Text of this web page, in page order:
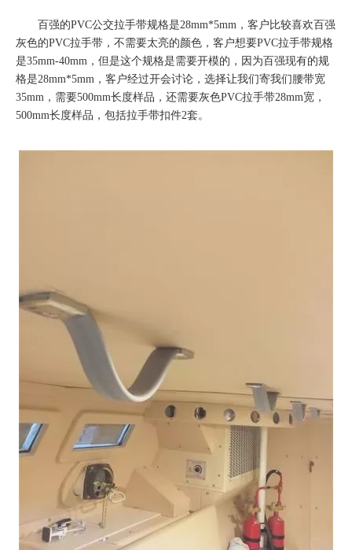
百强的PVC公交拉手带规格是28mm*5mm，客户比较喜欢百强
灰色的PVC拉手带，不需要太亮的颜色，客户想要PVC拉手带规格
是35mm-40mm，但是这个规格是需要开模的，因为百强现有的规
格是28mm*5mm，客户经过开会讨论，选择让我们寄我们腰带宽
35mm，需要500mm长度样品，还需要灰色PVC拉手带28mm宽，
500mm长度样品，包括拉手带扣件2套。